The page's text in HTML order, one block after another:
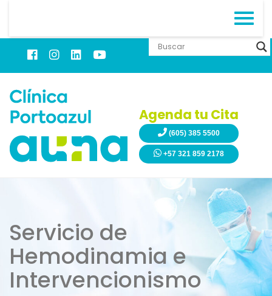
Agenda tu Cita
(605) 385 5500
+57 321 859 2178
Servicio de
Hemodinamia e
Intervencionismo